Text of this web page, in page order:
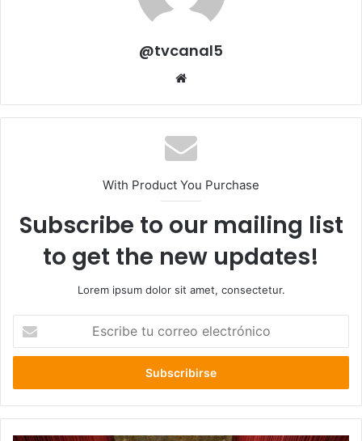
@tvcanal5
With Product You Purchase
Subscribe to our mailing list
to get the new updates!
Lorem ipsum dolor sit amet, consectetur.
correo